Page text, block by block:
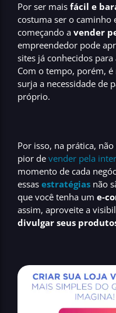
Por ser mais fácil e
costuma ser o caminho
começando a vender
empreendedor pode
sites já conhecidos para
Com o tempo, porém,
surja a necessidade de
próprio.
Por isso, na prática,
pior de vender pela
momento de cada
essas estratégias não
que você tenha um e-
assim, aproveite a
divulgar seus